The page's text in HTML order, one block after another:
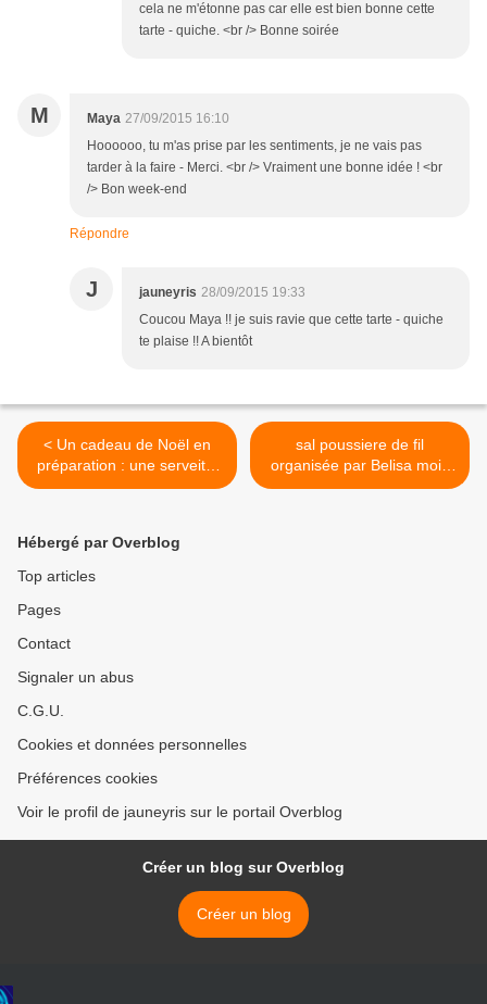
cela ne m'étonne pas car elle est bien bonne cette
tarte - quiche. <br /> Bonne soirée
M Maya 27/09/2015 16:10
Hoooooo, tu m'as prise par les sentiments, je ne vais pas
tarder à la faire - Merci. <br /> Vraiment une bonne idée ! <br
/> Bon week-end
Répondre
J jauneyris 28/09/2015 19:33
Coucou Maya !! je suis ravie que cette tarte - quiche
te plaise !! A bientôt
< Un cadeau de Noël en
préparation : une serveitte
de bain DMC
sal poussiere de fil
organisée par Belisa mois
de septembre. >
Hébergé par Overblog
Top articles
Pages
Contact
Signaler un abus
C.G.U.
Cookies et données personnelles
Préférences cookies
Voir le profil de jauneyris sur le portail Overblog
Créer un blog sur Overblog
Créer un blog